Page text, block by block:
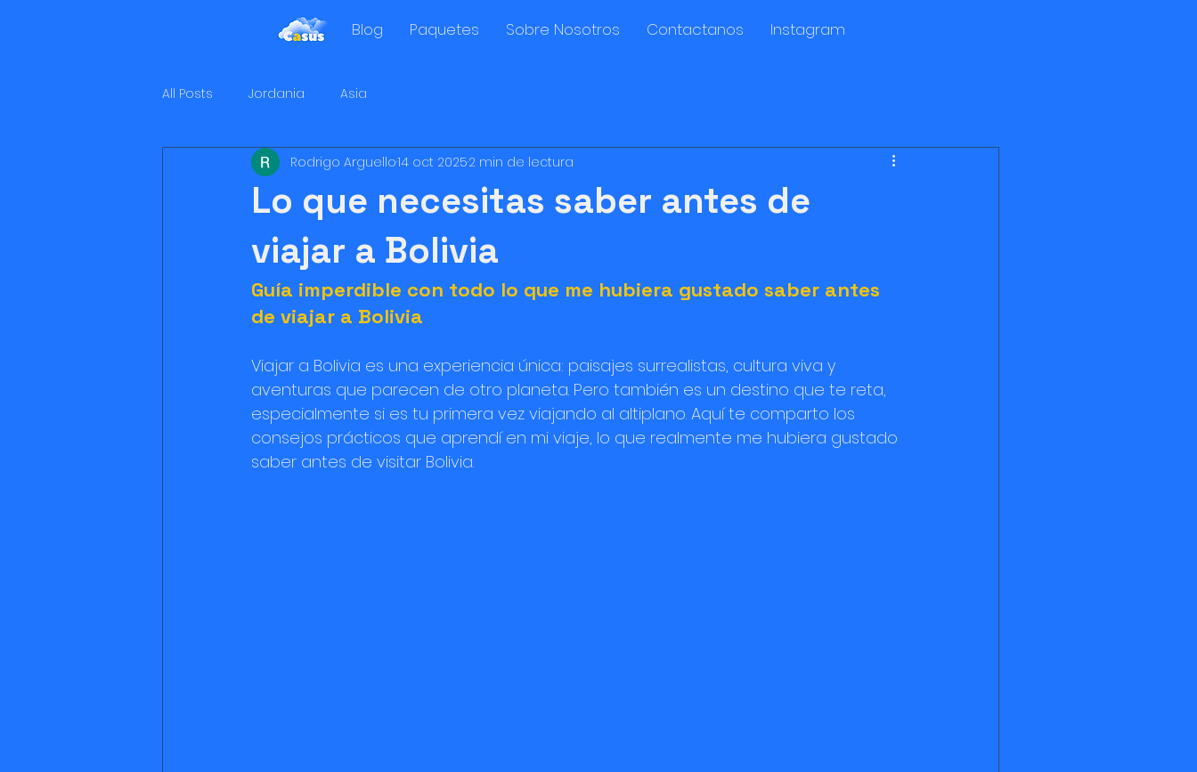
Blog Paquetes Sobre Nosotros Contactanos Instagram
All Posts Jordania Asia
Lo que necesitas saber antes de
viajar a Bolivia
Rodrigo Arguello14 oct 20252 min de lectura
Guía imperdible con todo lo que me hubiera gustado saber antes
de viajar a Bolivia
Viajar a Bolivia es una experiencia única: paisajes surrealistas, cultura viva y
aventuras que parecen de otro planeta. Pero también es un destino que te reta,
especialmente si es tu primera vez viajando al altiplano. Aquí te comparto los
consejos prácticos que aprendí en mi viaje, lo que realmente me hubiera gustado
saber antes de visitar Bolivia.